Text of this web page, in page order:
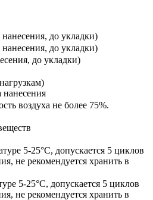
до укладки)
до укладки)
до укладки)
воздуха не более 75%.
5-25°С, допускается 5 циклов
не рекомендуется хранить в
5-25°С, допускается 5 циклов
не рекомендуется хранить в